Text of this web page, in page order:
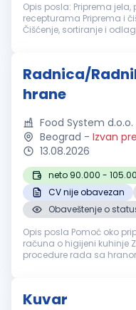
Opis posla: Priprema jela, predjela i salata po definisanim
recepturama Priprema i
Čišćenje, sortiranje i
Radnica/
hrane
Food System d.o.o.
Beograd - Izvan
13.08.2026
neto 90.000 -
CV nije obavezan
Obaveštenje o
Opis posla Pomoć oko pripreme hrane i sastojaka Vođenje
računa o higijeni kuhinje Znanje i veštine Poznavanje
procedure rada sa hranom Radno iskustvo Potrebno
Kuvar